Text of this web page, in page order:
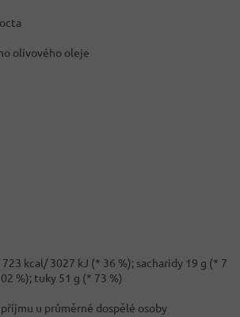
olivového oleje
kcal/ 3027 kJ (* 36 %); sacharidy 19 g (* 7
%); tuky 51 g (* 73 %)
u průměrné dospělé osoby